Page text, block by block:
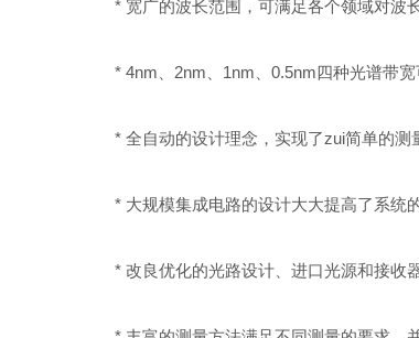
* 宽广的波长范围，可满足各个领域对波
* 4nm、2nm、1nm、0.5nm四种光谱带宽
* 全自动的设计理念，实现了zui简单的测
* 大规模集成电路的设计大大提高了系统
* 改良优化的光路设计、进口光源和接收